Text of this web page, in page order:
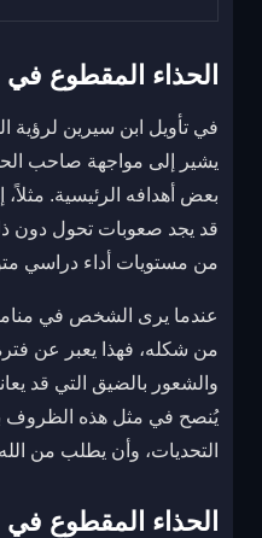
الحذاء المقطوع في
في تأويل ابن سيرين لرؤية
يشير إلى مواجهة صاحب
بعض أهدافه الرئيسية.
قد يجد صعوبات تحول دون
من مستويات أداء دراسي
عندما يرى الشخص في
من شكله، فهذا يعبر عن
والشعور بالضيق التي قد
يُنصح في مثل هذه الظروف
التحديات، وأن يطلب من
الحذاء المقطوع في